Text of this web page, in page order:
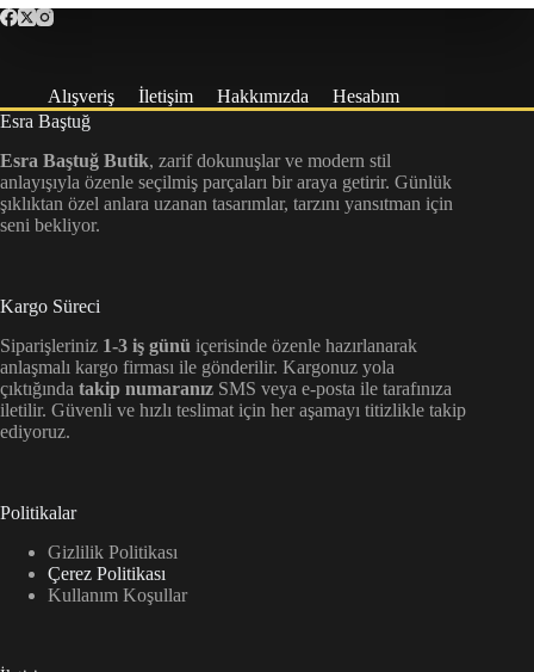
Alışveriş İletişim Hakkımızda
Hesabım
Esra Baştuğ
Esra Baştuğ Butik, zarif dokunuşlar ve modern stil
anlayışıyla özenle seçilmiş parçaları bir araya getirir. Günlük
şıklıktan özel anlara uzanan tasarımlar, tarzını yansıtman için
seni bekliyor.
Kargo Süreci
Siparişleriniz 1-3 iş günü içerisinde özenle hazırlanarak
anlaşmalı kargo firması ile gönderilir. Kargonuz yola
çıktığında takip numaranız SMS veya e-posta ile tarafınıza
iletilir. Güvenli ve hızlı teslimat için her aşamayı titizlikle takip
ediyoruz.
Politikalar
Gizlilik Politikası
Çerez Politikası
Kullanım Koşullar